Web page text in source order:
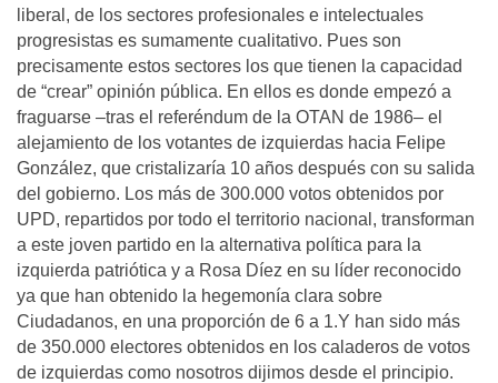
liberal, de los sectores profesionales e intelectuales
progresistas es sumamente cualitativo. Pues son
precisamente estos sectores los que tienen la capacidad
de “crear” opinión pública. En ellos es donde empezó a
fraguarse –tras el referéndum de la OTAN de 1986– el
alejamiento de los votantes de izquierdas hacia Felipe
González, que cristalizaría 10 años después con su salida
del gobierno. Los más de 300.000 votos obtenidos por
UPD, repartidos por todo el territorio nacional, transforman
a este joven partido en la alternativa política para la
izquierda patriótica y a Rosa Díez en su líder reconocido
ya que han obtenido la hegemonía clara sobre
Ciudadanos, en una proporción de 6 a 1.Y han sido más
de 350.000 electores obtenidos en los caladeros de votos
de izquierdas como nosotros dijimos desde el principio.